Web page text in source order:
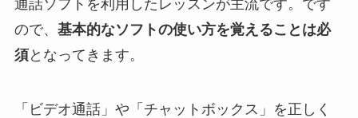
通話ソフトを利用したレッスンが主流です。です
ので、 基本的なソフトの使い方を覚えることは必
須となってきます。
「ビデオ通話」や「チャットボックス」を正しく